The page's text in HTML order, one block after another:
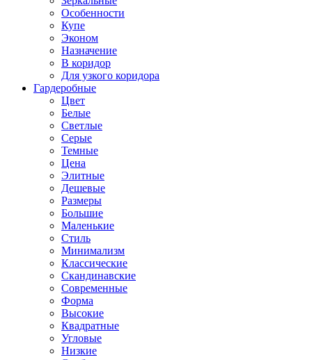
Особенности
Купе
Эконом
Назначение
В коридор
Для узкого коридора
Гардеробные
Цвет
Белые
Светлые
Серые
Темные
Цена
Элитные
Дешевые
Размеры
Большие
Маленькие
Стиль
Минимализм
Классические
Скандинавские
Современные
Форма
Высокие
Квадратные
Угловые
Низкие